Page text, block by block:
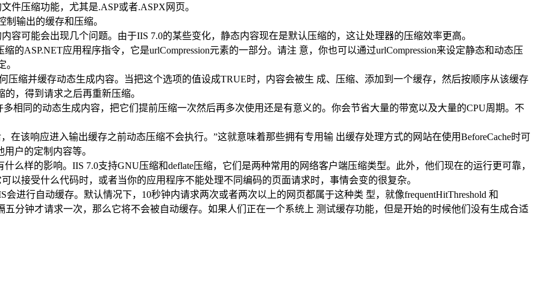
件压缩功能，尤其是.ASP或者.ASPX网页。
输出的缓存和压缩。
容可能会出现几个问题。由于IIS 7.0的某些变化，静态内容现在是默认压缩的，这让处理器的压缩效率更高。
ASP.NET应用程序指令，它是urlCompression元素的一部分。请注 意，你也可以通过urlCompression来设定静态和动态压
。
压缩并缓存动态生成内容。当把这个选项的值设成TRUE时，内容会被生 成、压缩、添加到一个缓存，然后按顺序从该缓存
，得到请求之后再重新压缩。
相同的动态生成内容，把它们提前压缩一次然后再多次使用还是有意义的。你会节省大量的带宽以及大量的CPU周期。不
在该响应进入输出缓存之前动态压缩不会执行。”这就意味着那些拥有专用输 出缓存处理方式的网站在使用BeforeCache时可
户的定制内容等。
么样的影响。IIS 7.0支持GNU压缩和deflate压缩，它们是两种常用的网络客户端压缩类型。此外，他们现在的运行更可靠，
以接受什么代码时，或者当你的应用程序不能处理不同编码的页面请求时，事情会变的很复杂。
进行自动缓存。默认情况下，10秒钟内请求两次或者两次以上的网页都属于这种类 型，就像frequentHitThreshold 和
五分钟才请求一次，那么它将不会被自动缓存。如果人们正在一个系统上 测试缓存功能，但是开始的时候他们没有生成合适